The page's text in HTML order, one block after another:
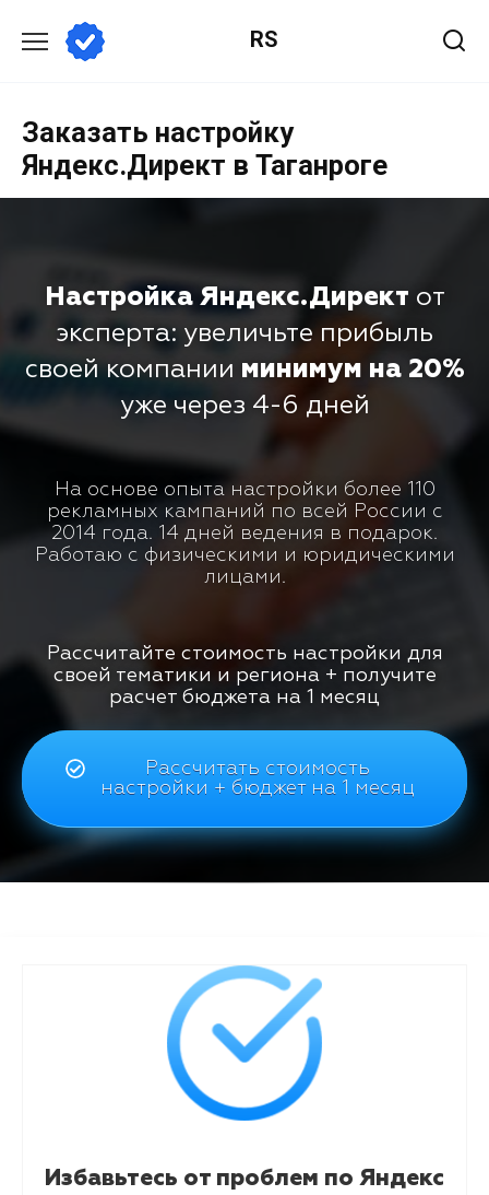
RS
Заказать настройку
Яндекс.Директ в Таганроге
Настройка Яндекс.Директ от
эксперта: увеличьте прибыль
своей компании минимум на 20%
уже через 4-6 дней
На основе опыта настройки более 110
рекламных кампаний по всей России с
2014 года. 14 дней ведения в подарок.
Работаю с физическими и юридическими
лицами.
Рассчитайте стоимость настройки для
своей тематики и региона + получите
расчет бюджета на 1 месяц
Рассчитать стоимость
настройки + бюджет на 1 месяц
Избавьтесь от проблем по Яндекс